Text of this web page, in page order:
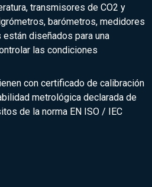
transmisores de CO2 y
barómetros, medidores
diseñados para una
las condiciones
con certificado de calibración
metrológica declarada de
de la norma EN ISO / IEC